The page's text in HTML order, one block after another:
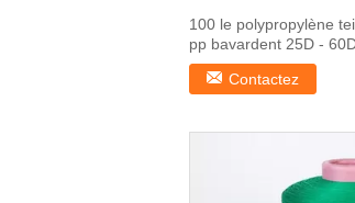
100 le polypropylène
pp bavardent 25D -
rotation ...
Contactez